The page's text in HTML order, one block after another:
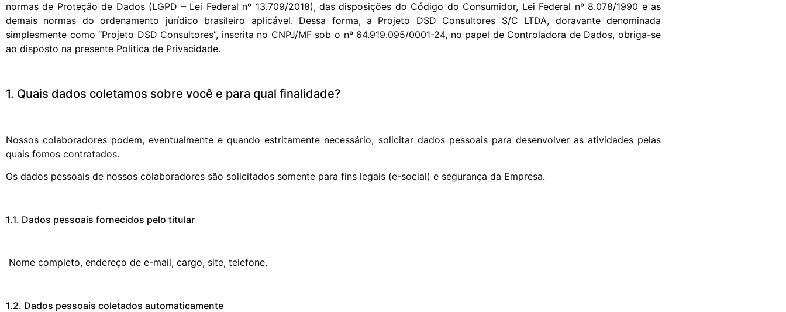
normas de Proteção de Dados (LGPD – Lei Federal nº 13.709/2018), das disposições do Código do Consumidor, Lei Federal nº 8.078/1990 e as
demais normas do ordenamento jurídico brasileiro aplicável. Dessa forma, a Projeto DSD Consultores S/C LTDA, doravante denominada
simplesmente como “Projeto DSD Consultores”, inscrita no CNPJ/MF sob o nº 64.919.095/0001-24, no papel de Controladora de Dados, obriga-se
ao disposto na presente Politica de Privacidade.
1. Quais dados coletamos sobre você e para qual finalidade?
Nossos colaboradores podem, eventualmente e quando estritamente necessário, solicitar dados pessoais para desenvolver as atividades pelas
quais fomos contratados.
Os dados pessoais de nossos colaboradores são solicitados somente para fins legais (e-social) e segurança da Empresa.
1.1. Dados pessoais fornecidos pelo titular
Nome completo, endereço de e-mail, cargo, site, telefone.
1.2. Dados pessoais coletados automaticamente